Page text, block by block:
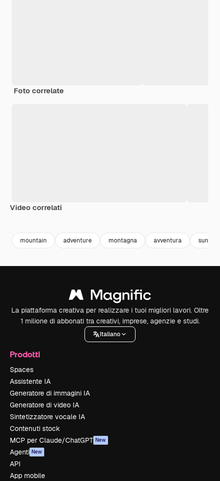
Foto correlate
Video correlati
mountain adventure montagna avventura sunset
La piattaforma creativa per realizzare i tuoi migliori lavori. Oltre
1 milione di abbonati tra creativi, imprese, agenzie e studi.
Italiano
Prodotti
Spaces
Assistente IA
Generatore di immagini IA
Generatore di video IA
Sintetizzatore vocale IA
Contenuti stock
MCP per Claude/ChatGPT New
Agenti New
API
App mobile